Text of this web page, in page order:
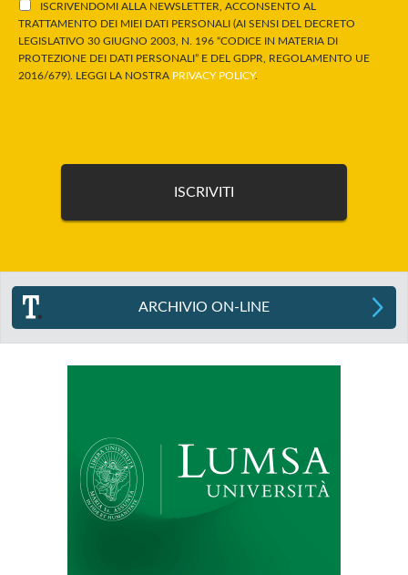
ISCRIVENDOMI ALLA NEWSLETTER, ACCONSENTO AL
TRATTAMENTO DEI MIEI DATI PERSONALI (AI SENSI DEL DECRETO
LEGISLATIVO 30 GIUGNO 2003, N. 196 “CODICE IN MATERIA DI
PROTEZIONE DEI DATI PERSONALI” E DEL GDPR, REGOLAMENTO UE
2016/679). LEGGI LA NOSTRA PRIVACY POLICY.
ARCHIVIO ON-LINE